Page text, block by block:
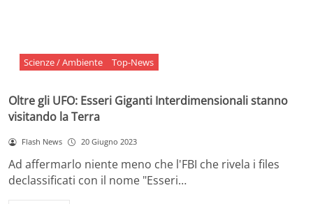
Scienze / Ambiente Top-News
Oltre gli UFO: Esseri Giganti Interdimensionali stanno
visitando la Terra
Flash News 20 Giugno 2023
Ad affermarlo niente meno che l'FBI che rivela i files
declassificati con il nome "Esseri…